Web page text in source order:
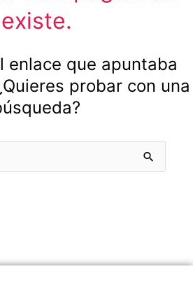
existe.
enlace que apuntaba
probar con una